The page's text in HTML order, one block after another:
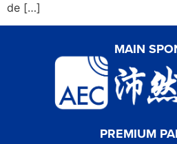
de […]
MAIN
PREMIUM